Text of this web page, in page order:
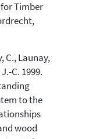
Timber
C., Launay,
C. 1999.
to the
wood